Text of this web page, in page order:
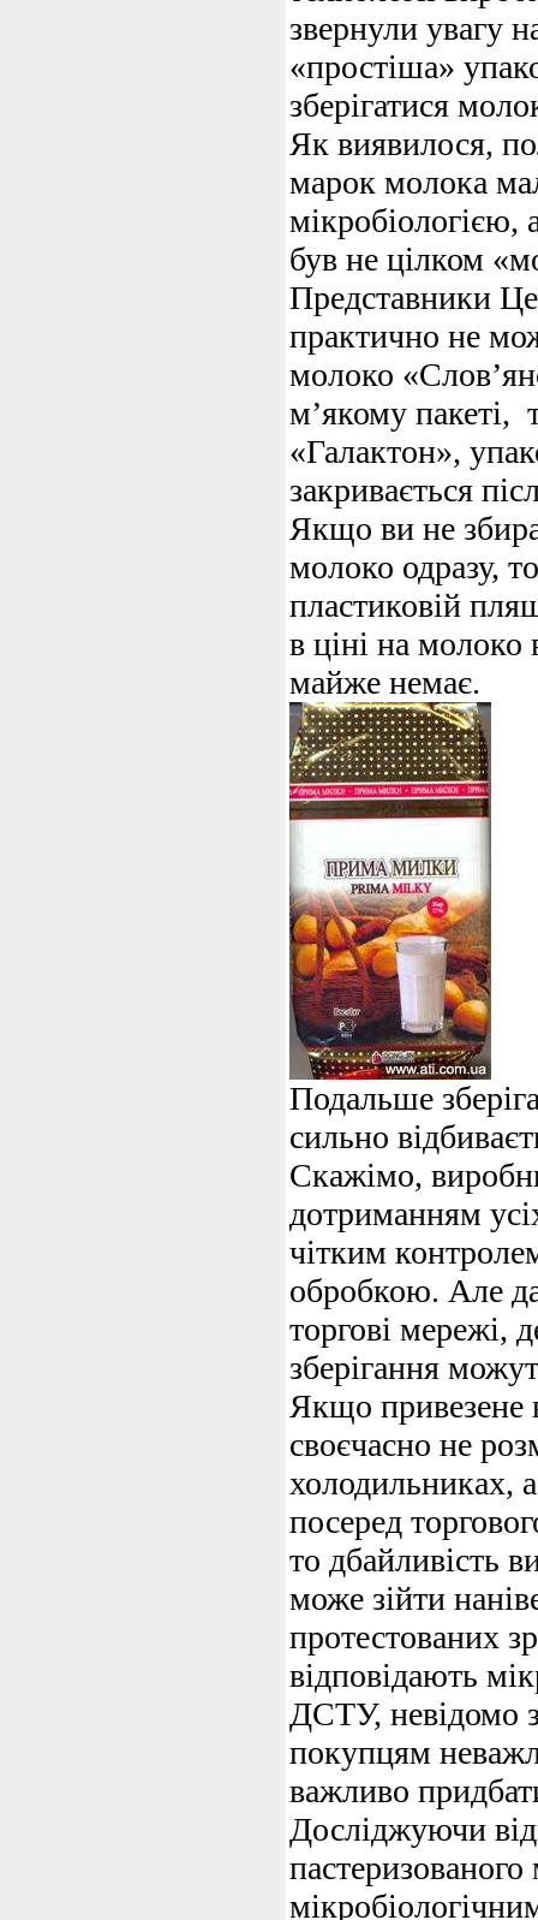
звернули увагу
«простіша»
зберігатися
Як виявилося,
марок молока
мікробіологією,
був не цілком
Представники
практично не
молоко
м’якому пакеті,
«Галактон»,
закривається
Якщо ви не
молоко одразу,
пластиковій
в ціні на молоко
майже немає.
Подальше
сильно
Скажімо,
дотриманням
чітким
обробкою. Але
торгові мережі,
зберігання
Якщо привезене
своєчасно не
холодильниках,
посеред
то дбайливість
може зійти
протестованих
відповідають
ДСТУ, невідомо
покупцям
важливо
Досліджуючи